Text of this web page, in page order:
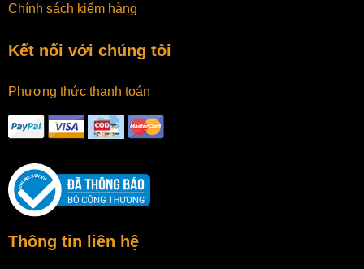
Chính sách kiểm hàng
Kết nối với chúng tôi
Phương thức thanh toán
Thông tin liên hệ